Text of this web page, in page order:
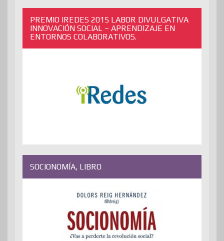
PREMIO IREDES 2015 LABOR DIVULGATIVA
INNOVACIÓN SOCIAL – APRENDIZAJE EN
ENTORNOS COLABORATIVOS.
SOCIONOMÍA, LIBRO